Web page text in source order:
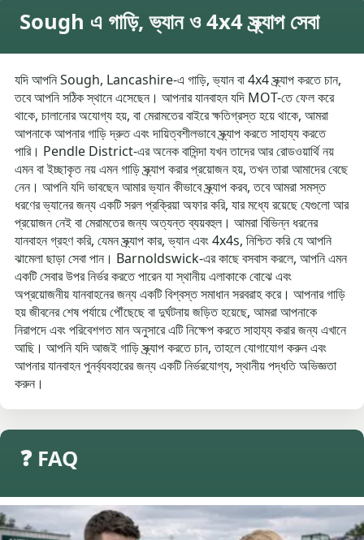
Sough এ গাড়ি, ভ্যান ও 4x4 স্ক্র্যাপ সেবা
যদি আপনি Sough, Lancashire-এ গাড়ি, ভ্যান বা 4x4 স্ক্র্যাপ করতে চান,
তবে আপনি সঠিক স্থানে এসেছেন। আপনার যানবাহন যদি MOT-তে ফেল করে
থাকে, চালানোর অযোগ্য হয়, বা মেরামতের বাইরে ক্ষতিগ্রস্ত হয়ে থাকে, আমরা
আপনাকে আপনার গাড়ি দ্রুত এবং দায়িত্বশীলভাবে স্ক্র্যাপ করতে সাহায্য করতে
পারি। Pendle District-এর অনেক বাসিন্দা যখন তাদের আর রোডওয়ার্থি নয়
এমন বা ইচ্ছাকৃত নয় এমন গাড়ি স্ক্র্যাপ করার প্রয়োজন হয়, তখন তারা আমাদের বেছে
নেন। আপনি যদি ভাবছেন আমার ভ্যান কীভাবে স্ক্র্যাপ করব, তবে আমরা সমস্ত
ধরণের ভ্যানের জন্য একটি সরল প্রক্রিয়া অফার করি, যার মধ্যে রয়েছে যেগুলো আর
প্রয়োজন নেই বা মেরামতের জন্য অত্যন্ত ব্যয়বহুল। আমরা বিভিন্ন ধরনের
যানবাহন গ্রহণ করি, যেমন স্ক্র্যাপ কার, ভ্যান এবং 4x4s, নিশ্চিত করি যে আপনি
ঝামেলা ছাড়া সেবা পান। Barnoldswick-এর কাছে বসবাস করলে, আপনি এমন
একটি সেবার উপর নির্ভর করতে পারেন যা স্থানীয় এলাকাকে বোঝে এবং
অপ্রয়োজনীয় যানবাহনের জন্য একটি বিশ্বস্ত সমাধান সরবরাহ করে। আপনার গাড়ি
হয় জীবনের শেষ পর্যায়ে পৌঁছেছে বা দুর্ঘটনায় জড়িত হয়েছে, আমরা আপনাকে
নিরাপদে এবং পরিবেশগত মান অনুসারে এটি নিক্ষেপ করতে সাহায্য করার জন্য এখানে
আছি। আপনি যদি আজই গাড়ি স্ক্র্যাপ করতে চান, তাহলে যোগাযোগ করুন এবং
আপনার যানবাহন পুনর্ব্যবহারের জন্য একটি নির্ভরযোগ্য, স্থানীয় পদ্ধতি অভিজ্ঞতা
করুন।
❓ FAQ